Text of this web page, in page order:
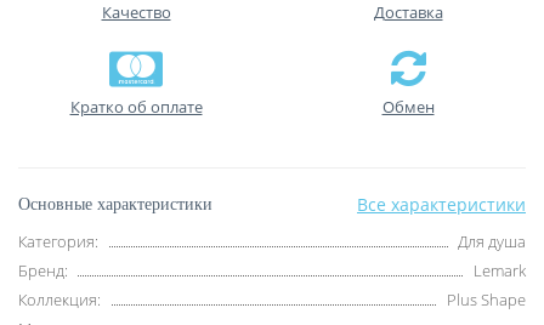
Качество Доставка
Кратко об оплате Обмен
Основные характеристики Все характеристики
Категория:
Для душа
Бренд:
Lemark
Коллекция:
Plus Shape